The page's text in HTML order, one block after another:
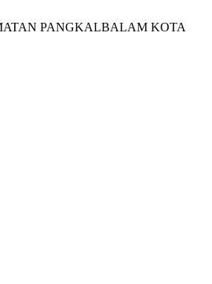
PANGKALBALAM KOTA